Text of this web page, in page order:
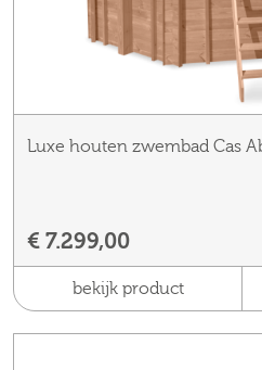
Luxe houten zwembad Cas
€ 7.299,00
bekijk product